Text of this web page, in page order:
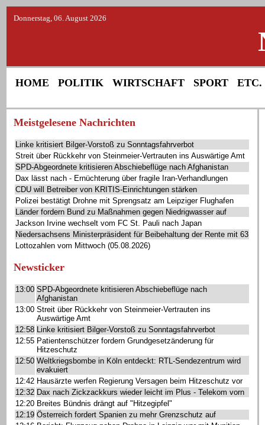
Donnerstag, 06. August 2026
HOME POLITIK WIRTSCHAFT SPORT ETC.
Meistgelesene Nachrichten
Linke kritisiert Bilger-Vorstoß zu Sonntagsfahrverbot
Streit über Rückkehr von Steinmeier-Vertrauten ins Auswärtige Amt
SPD-Abgeordnete kritisieren Abschiebeflüge nach Afghanistan
Dax lässt nach - Ernüchterung über fragile Iran-Verhandlungen
CDU will Betreiber von KRITIS-Einrichtungen stärken
Polizei bestätigt Drohne mit Sprengsatz am Leipziger Flughafen
Länder fordern Bund zu Maßnahmen gegen Niedrigwasser auf
Jackson Irvine wechselt vom FC St. Pauli nach Japan
Niedersachsens Ministerpräsident für Beibehaltung der Rente mit 63
Lottozahlen vom Mittwoch (05.08.2026)
Newsticker
13:00 SPD-Abgeordnete kritisieren Abschiebeflüge nach
Afghanistan
13:00 Streit über Rückkehr von Steinmeier-Vertrauten ins
Auswärtige Amt
12:58 Linke kritisiert Bilger-Vorstoß zu Sonntagsfahrverbot
12:55 Patientenschützer fordern Grundgesetzänderung für
Hitzeschutz
12:50 Weltkriegsbombe in Köln entdeckt: RTL-Sendezentrum wird
evakuiert
12:42 Hausärzte werfen Regierung Versagen beim Hitzeschutz vor
12:32 Dax nach Zickzackkurs wieder leicht im Plus - Telekom vorn
12:20 Breites Bündnis drängt auf "Hitzegipfel"
12:19 Österreich fordert Spanien zu mehr Grenzschutz auf